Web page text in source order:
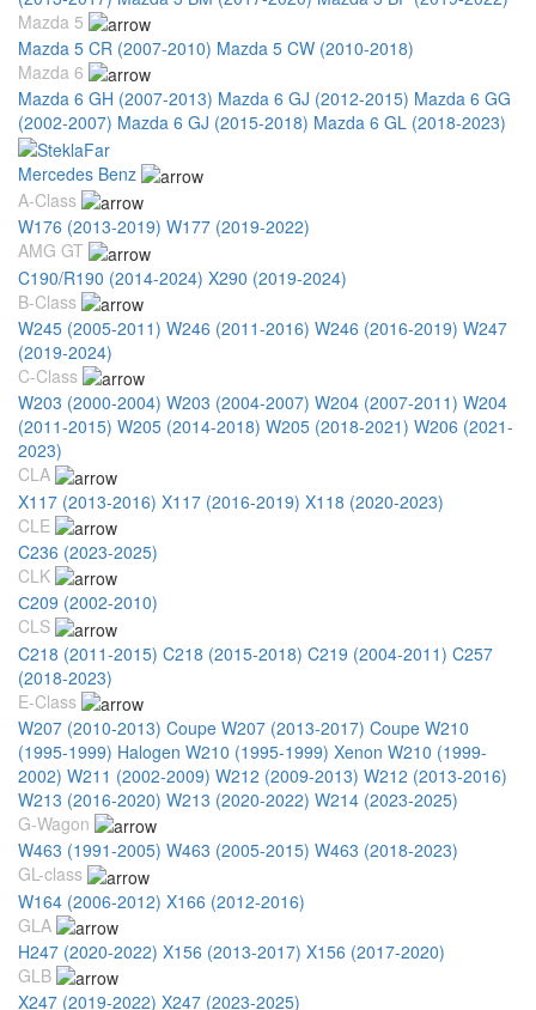
Mazda 5
Mazda 5 CR (2007-2010) Mazda 5 CW (2010-2018)
Mazda 6
Mazda 6 GH (2007-2013) Mazda 6 GJ (2012-2015) Mazda 6 GG
(2002-2007) Mazda 6 GJ (2015-2018) Mazda 6 GL (2018-2023)
Mercedes Benz
A-Class
W176 (2013-2019) W177 (2019-2022)
AMG GT
C190/R190 (2014-2024) X290 (2019-2024)
B-Class
W245 (2005-2011) W246 (2011-2016) W246 (2016-2019) W247
(2019-2024)
C-Class
W203 (2000-2004) W203 (2004-2007) W204 (2007-2011) W204
(2011-2015) W205 (2014-2018) W205 (2018-2021) W206 (2021-
2023)
CLA
X117 (2013-2016) X117 (2016-2019) X118 (2020-2023)
CLE
C236 (2023-2025)
CLK
С209 (2002-2010)
CLS
C218 (2011-2015) C218 (2015-2018) C219 (2004-2011) C257
(2018-2023)
E-Class
W207 (2010-2013) Coupe W207 (2013-2017) Coupe W210
(1995-1999) Halogen W210 (1995-1999) Xenon W210 (1999-
2002) W211 (2002-2009) W212 (2009-2013) W212 (2013-2016)
W213 (2016-2020) W213 (2020-2022) W214 (2023-2025)
G-Wagon
W463 (1991-2005) W463 (2005-2015) W463 (2018-2023)
GL-class
W164 (2006-2012) X166 (2012-2016)
GLA
H247 (2020-2022) X156 (2013-2017) X156 (2017-2020)
GLB
X247 (2019-2022) X247 (2023-2025)